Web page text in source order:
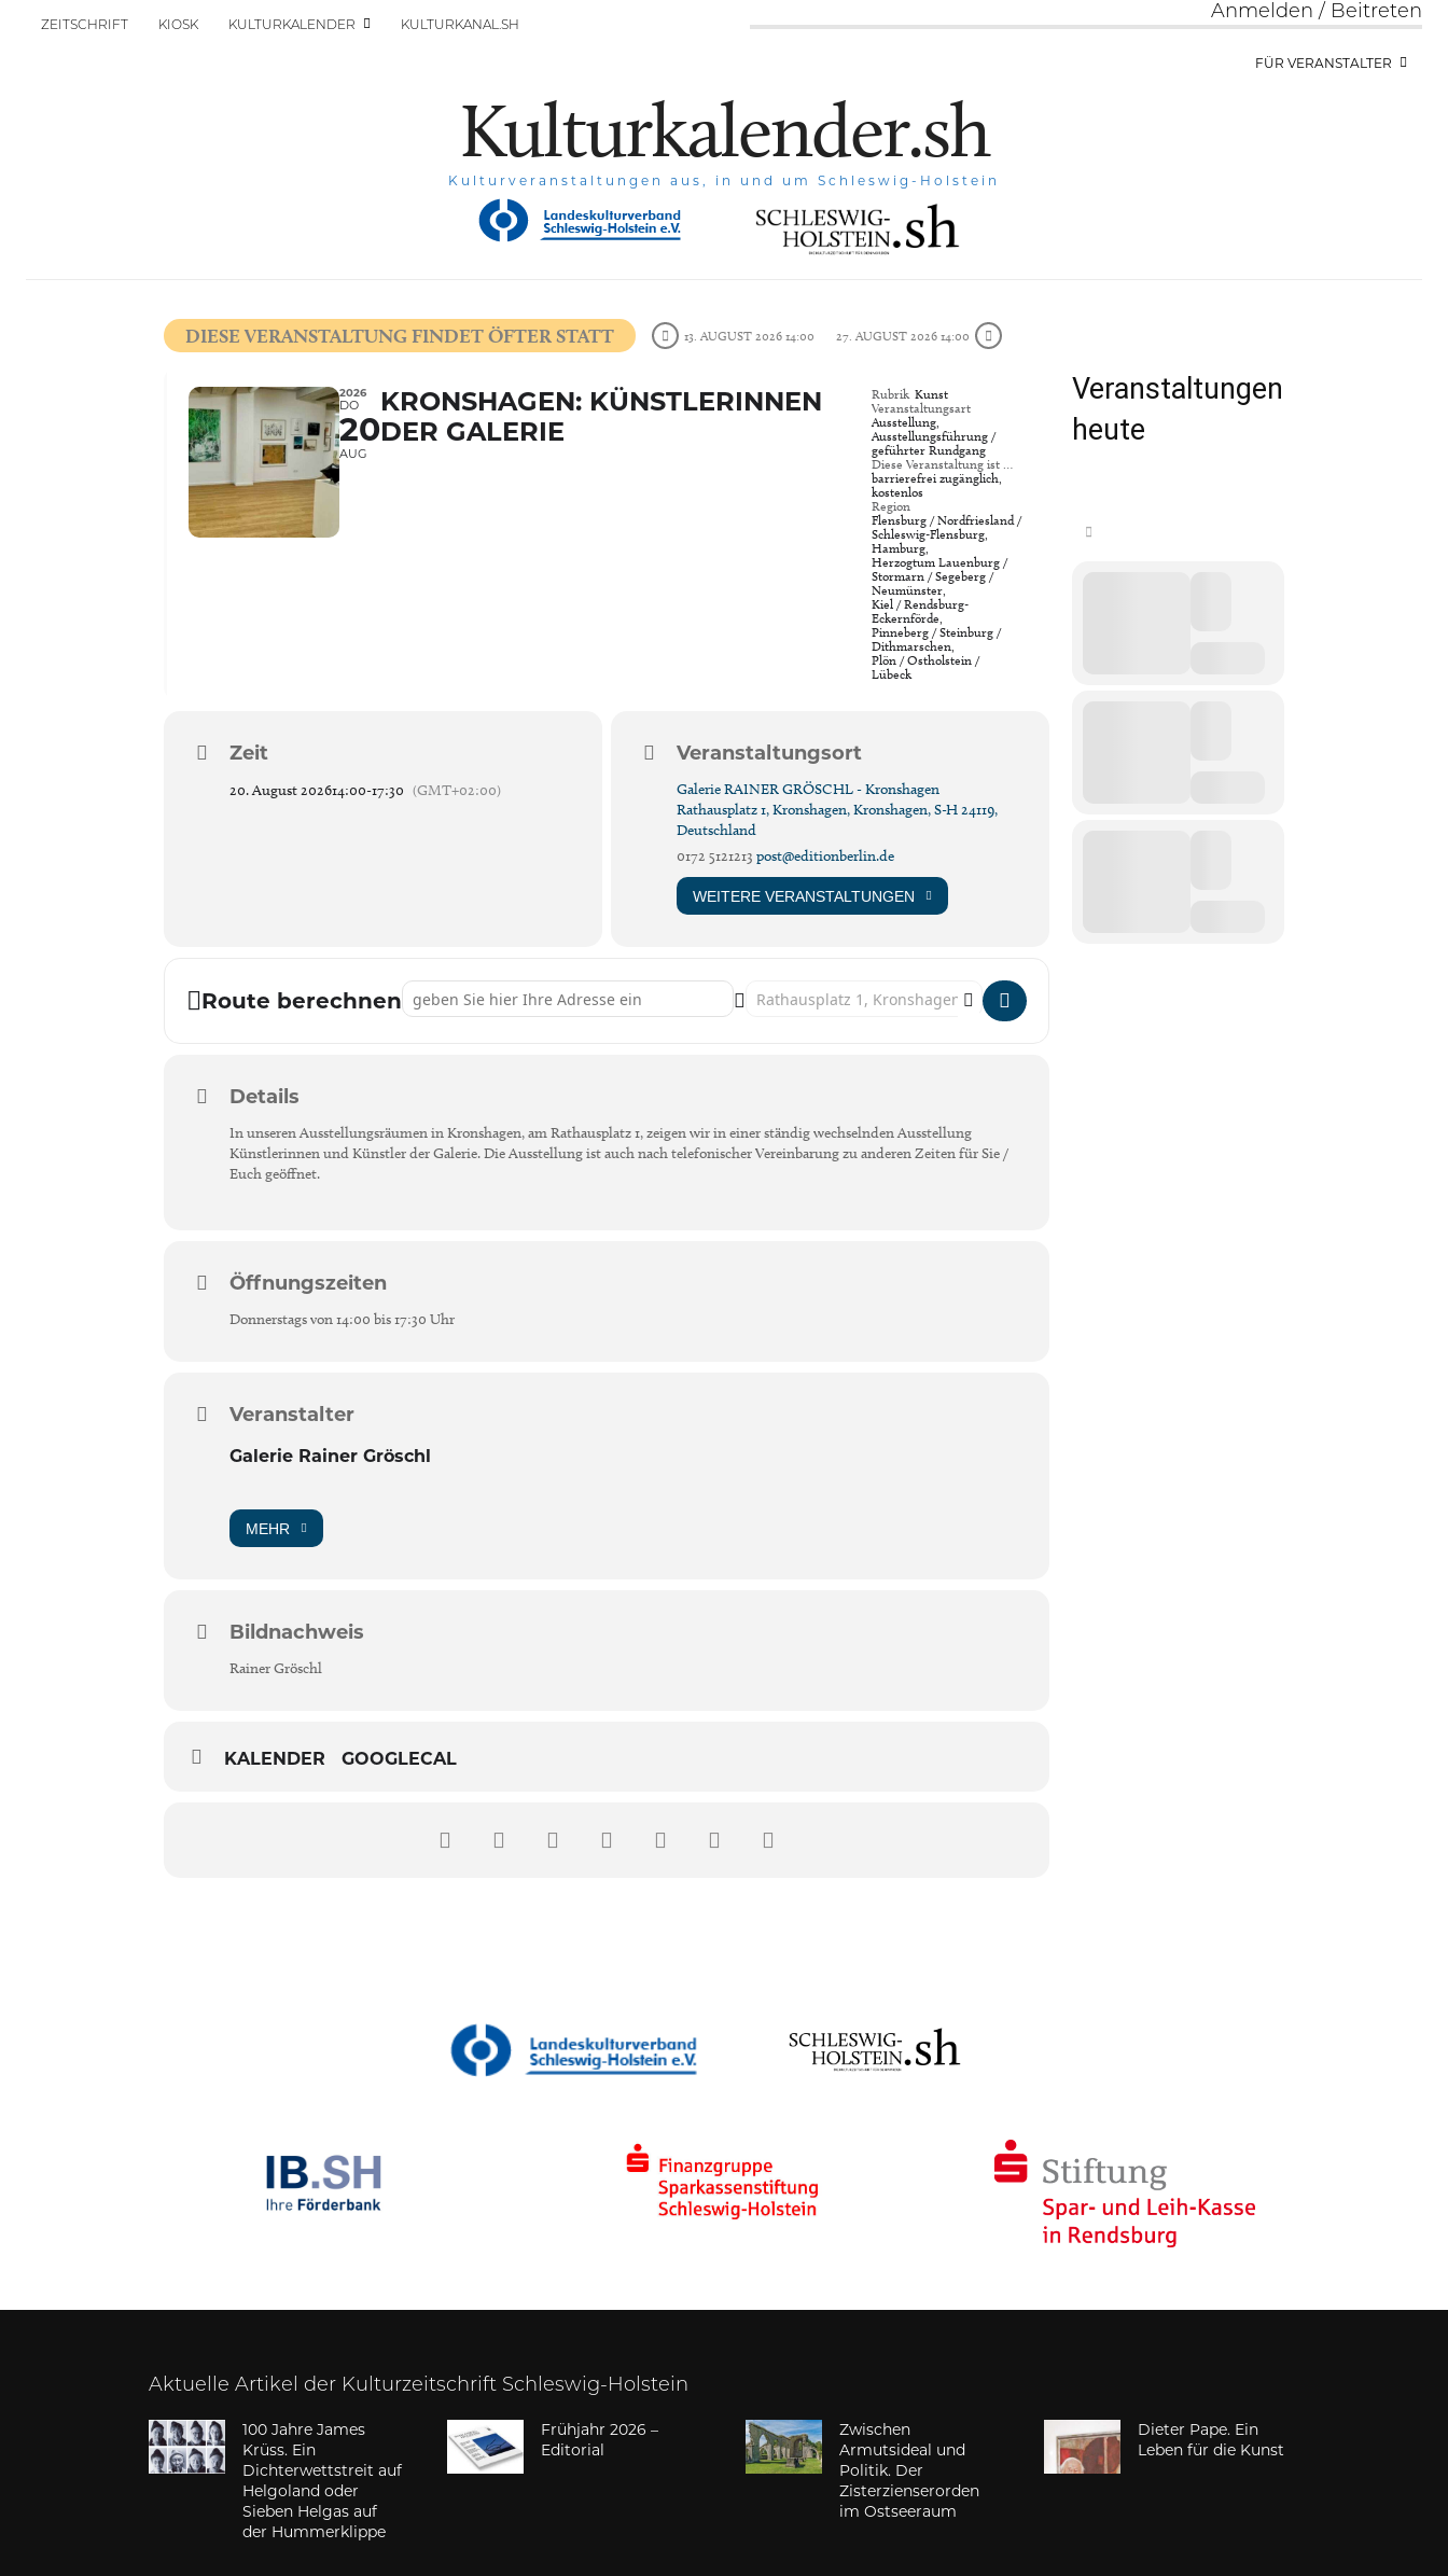
ZEITSCHRIFT KIOSK KULTURKALENDER KULTURKANAL.SH
Anmelden / Beitreten
FÜR VERANSTALTER
Kulturkalender.sh
Kulturveranstaltungen aus, in und um Schleswig-Holstein
DIESE VERANSTALTUNG FINDET ÖFTER STATT 13. AUGUST 2026 14:00 27. AUGUST 2026 14:00
2026
DO
20
AUG
KRONSHAGEN: KÜNSTLERINNEN
DER GALERIE
Rubrik Kunst
Veranstaltungsart
Ausstellung,
Ausstellungsführung /
geführter Rundgang
Diese Veranstaltung ist …
barrierefrei zugänglich,
kostenlos
Region
Flensburg / Nordfriesland /
Schleswig-Flensburg,
Hamburg,
Herzogtum Lauenburg /
Stormarn / Segeberg /
Neumünster,
Kiel / Rendsburg-
Eckernförde,
Pinneberg / Steinburg /
Dithmarschen,
Plön / Ostholstein /
Lübeck
Zeit
20. August 202614:00-17:30 (GMT+02:00)
Veranstaltungsort
Galerie RAINER GRÖSCHL - Kronshagen
Rathausplatz 1, Kronshagen, Kronshagen, S-H 24119,
Deutschland
0172 5121213 post@editionberlin.de
WEITERE VERANSTALTUNGEN
Route berechnenAddress - Kronshagen: KünstlerInnen der Galerie [] Destination Address - Kronshagen: KünstlerInnen der Galerie []
Details
In unseren Ausstellungsräumen in Kronshagen, am Rathausplatz 1, zeigen wir in einer ständig wechselnden Ausstellung
Künstlerinnen und Künstler der Galerie. Die Ausstellung ist auch nach telefonischer Vereinbarung zu anderen Zeiten für Sie /
Euch geöffnet.
Öffnungszeiten
Donnerstags von 14:00 bis 17:30 Uhr
Veranstalter
Galerie Rainer Gröschl
MEHR
Bildnachweis
Rainer Gröschl
KALENDER GOOGLECAL
Veranstaltungen
heute
Aktuelle Artikel der Kulturzeitschrift Schleswig-Holstein
100 Jahre James
Krüss. Ein
Dichterwettstreit auf
Helgoland oder
Sieben Helgas auf
der Hummerklippe
Frühjahr 2026 –
Editorial
Zwischen
Armutsideal und
Politik. Der
Zisterzienserorden
im Ostseeraum
Dieter Pape. Ein
Leben für die Kunst